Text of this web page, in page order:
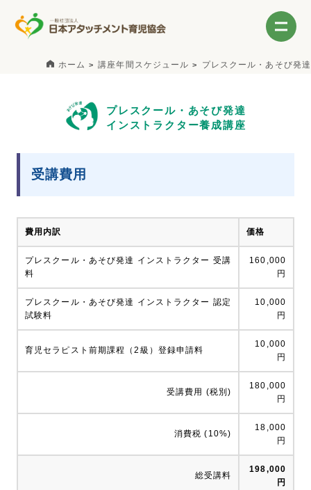
ホーム 講座年間スケジュール プレスクール・あそび発達
プレスクール・あそび発達
インストラクター養成講座
受講費用
費用内訳 価格
プレスクール・あそび発達 インストラクター 受講
料
160,000
円
プレスクール・あそび発達 インストラクター 認定
試験料
10,000
円
育児セラピスト前期課程（2級）登録申請料
10,000
円
受講費用 (税別)
180,000
円
消費税 (10%)
18,000
円
総受講料
198,000
円